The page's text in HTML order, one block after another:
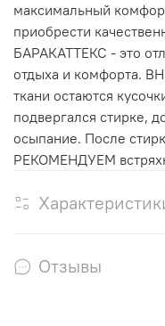
максимальный
приобрести
БАРАКАТТЕКС - это
отдыха и комфорта.
ткани остаются
подвергался стирке,
осыпание. После
РЕКОМЕНДУЕМ
Отзывы